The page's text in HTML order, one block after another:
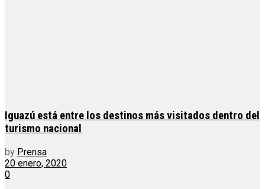
Iguazú está entre los destinos más visitados dentro del
turismo nacional
by Prensa
20 enero, 2020
0